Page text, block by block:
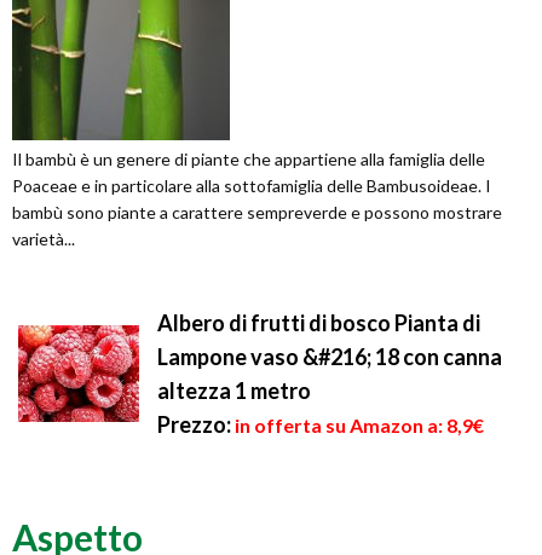
Il bambù è un genere di piante che appartiene alla famiglia delle
Poaceae e in particolare alla sottofamiglia delle Bambusoideae. I
bambù sono piante a carattere sempreverde e possono mostrare
varietà...
Albero di frutti di bosco Pianta di
Lampone vaso &#216; 18 con canna
altezza 1 metro
Prezzo: in offerta su Amazon a: 8,9€
Aspetto